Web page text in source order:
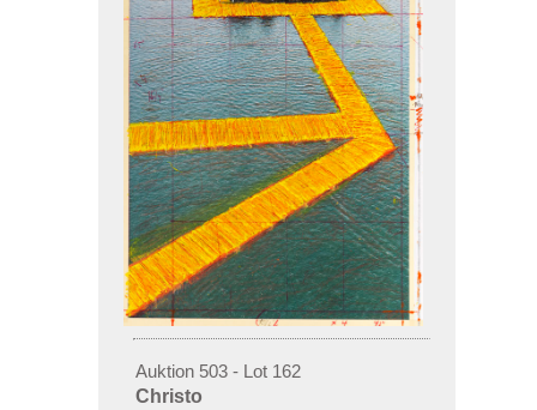
Auktion 503 - Lot 162
Christo